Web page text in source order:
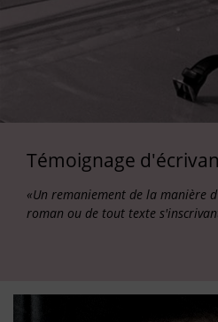
Témoignage
«Un remaniement de la manière
roman ou de tout texte